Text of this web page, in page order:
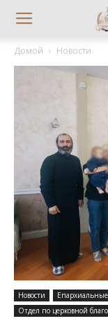
Домой Новости
Новости
Отдел по церковной